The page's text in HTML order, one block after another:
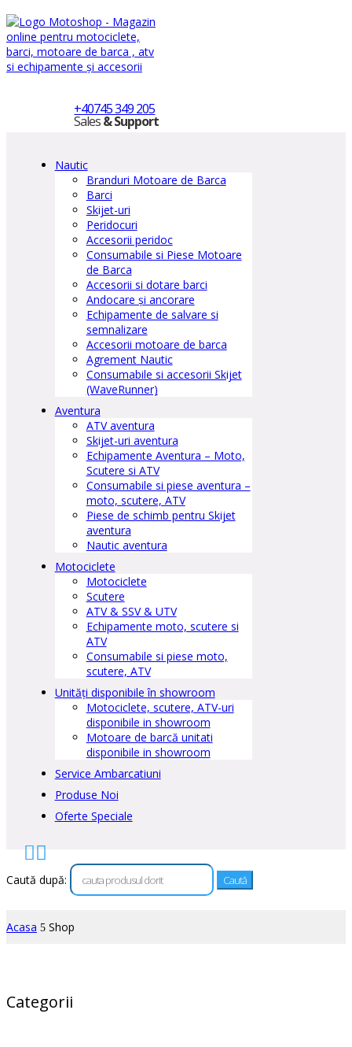
+40745 349 205
Sales& Support
Nautic
Branduri Motoare de Barca
Barci
Skijet-uri
Peridocuri
Accesorii peridoc
Consumabile si Piese Motoare
de Barca
Accesorii si dotare barci
Andocare și ancorare
Echipamente de salvare si
semnalizare
Accesorii motoare de barca
Agrement Nautic
Consumabile si accesorii Skijet
(WaveRunner)
Aventura
ATV aventura
Skijet-uri aventura
Echipamente Aventura – Moto,
Scutere si ATV
Consumabile si piese aventura –
moto, scutere, ATV
Piese de schimb pentru Skijet
aventura
Nautic aventura
Motociclete
Motociclete
Scutere
ATV & SSV & UTV
Echipamente moto, scutere si
ATV
Consumabile si piese moto,
scutere, ATV
Unități disponibile în showroom
Motociclete, scutere, ATV-uri
disponibile in showroom
Motoare de barcă unitati
disponibile in showroom
Service Ambarcatiuni
Produse Noi
Oferte Speciale
 
Caută după:
Acasa 5 Shop
Categorii